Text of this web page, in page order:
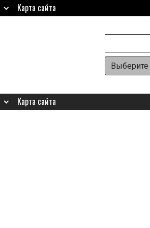
Карта сайта
Header
Widget
Area
Архив
Карта сайта